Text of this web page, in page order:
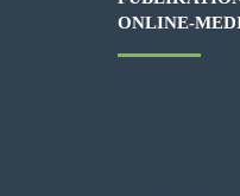
ONLINE-